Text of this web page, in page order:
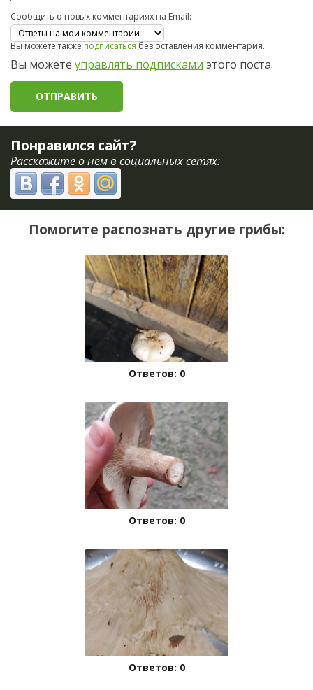
Сообщить о новых комментариях на Email:
Вы можете такжеподписатьсябез оставления комментария.
Вы можете управлять подписками этого поста.
Понравился сайт?
Расскажите о нём в социальных сетях:
Помогите распознать другие грибы:
Ответов: 0
Ответов: 0
Ответов: 0